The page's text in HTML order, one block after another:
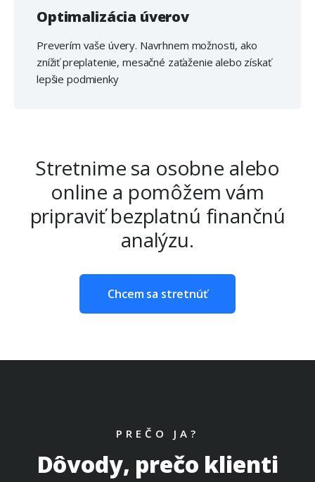
Optimalizácia úverov
Preverím vaše úvery. Navrhnem možnosti, ako
znížiť preplatenie, mesačné zaťaženie alebo získať
lepšie podmienky
Stretnime sa osobne alebo
online a pomôžem vám
pripraviť bezplatnú finančnú
analýzu.
Chcem sa stretnúť
PREČO JA?
Dôvody, prečo klienti